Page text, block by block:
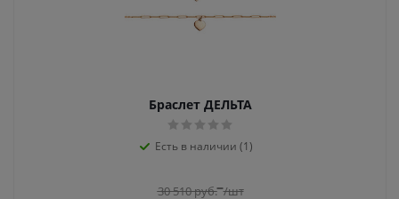
Браслет ДЕЛЬТА
Есть в наличии (1)
30 510руб. /шт